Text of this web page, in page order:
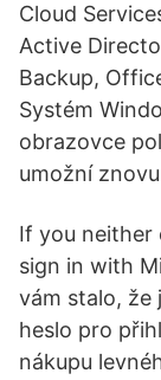
Cloud
Active
Backup,
Systém
obrazovce
umožní
If you neither
sign in with
vám stalo, že
heslo pro
nákupu